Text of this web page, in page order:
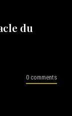
du
0 comments